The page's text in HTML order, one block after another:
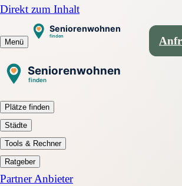
Direkt zum Inhalt
Menü
Plätze finden
Städte
Tools & Rechner
Ratgeber
Partner Anbieter